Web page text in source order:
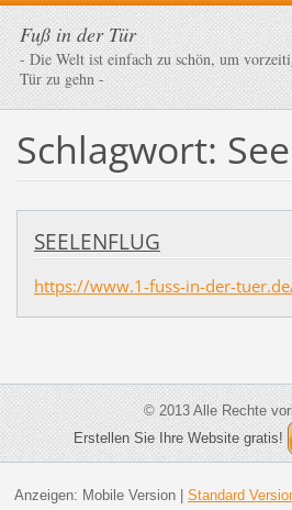
Fuß in der Tür
- Die Welt ist einfach zu schön, um
Tür zu gehn -
Schlagwort:
SEELENFLUG
https://www.1-fuss-in-der-
© 2013 Alle Rechte
Erstellen Sie Ihre Website gratis!
Anzeigen: Mobile Version| Standard